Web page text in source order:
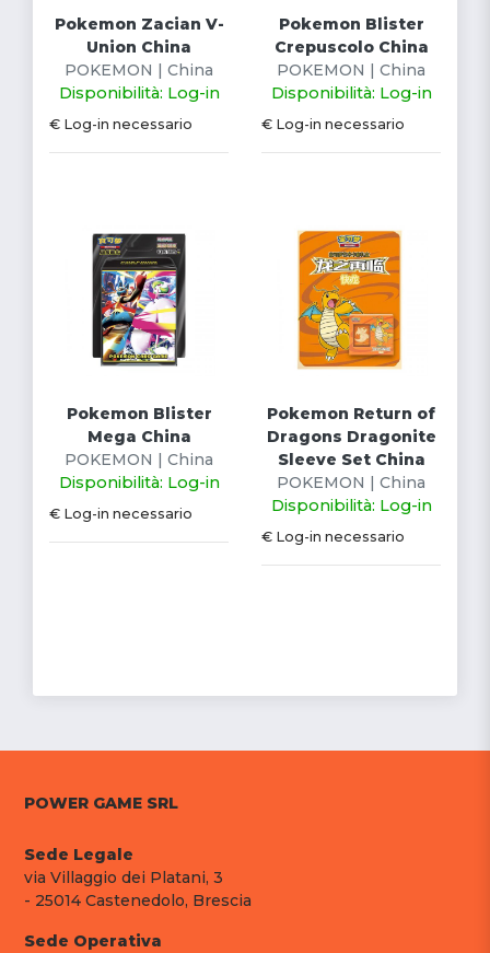
Pokemon Zacian V-
Union China
POKEMON | China
Disponibilità: Log-in
€ Log-in necessario
Pokemon Blister
Crepuscolo China
POKEMON | China
Disponibilità: Log-in
€ Log-in necessario
Pokemon Blister
Mega China
POKEMON | China
Disponibilità: Log-in
€ Log-in necessario
Pokemon Return of
Dragons Dragonite
Sleeve Set China
POKEMON | China
Disponibilità: Log-in
€ Log-in necessario
POWER GAME SRL
Sede Legale
via Villaggio dei Platani, 3
- 25014 Castenedolo, Brescia
Sede Operativa